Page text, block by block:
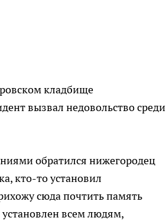
кладбище
вызвал недовольство среди
обратился нижегородец
кто-то установил
сюда почтить память
всем людям,